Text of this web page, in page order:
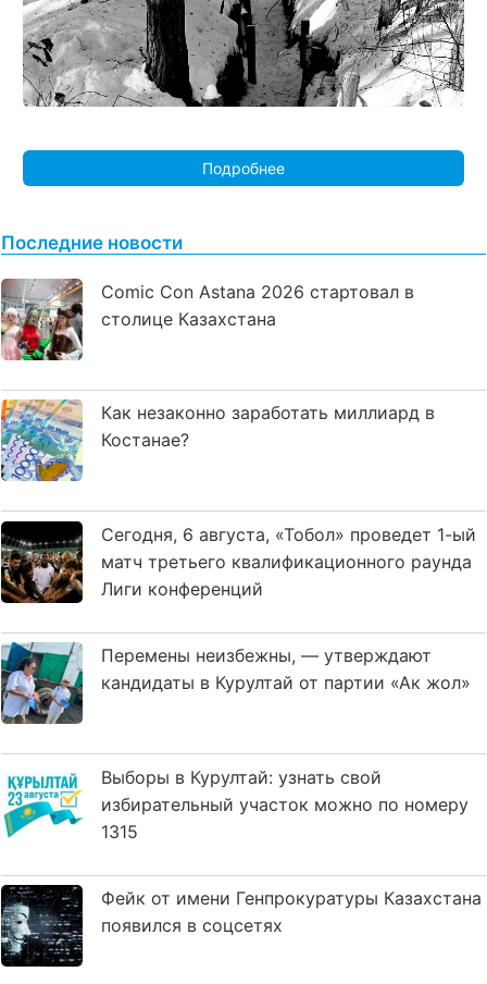
Подробнее
Последние новости
Comic Con Astana 2026 стартовал в
столице Казахстана
Как незаконно заработать миллиард в
Костанае?
Сегодня, 6 августа, «Тобол» проведет 1-ый
матч третьего квалификационного раунда
Лиги конференций
Перемены неизбежны, — утверждают
кандидаты в Курултай от партии «Ак жол»
Выборы в Курултай: узнать свой
избирательный участок можно по номеру
1315
Фейк от имени Генпрокуратуры Казахстана
появился в соцсетях